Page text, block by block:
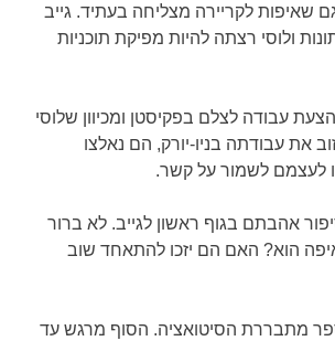
שאיפות לקריירה מצליחה בעתיד. גייב
ולוסי רצתה להיות מפיקת תוכניות
עבודה לצלם בפקיסטן ומכיוון שלוסי
את עבודתה בניו-יורק, הם נאלצו
לעצמם לשמור על קשר.
אהבתם בגוף ראשון לגייב. לא ברור
הוא? האם הם יזכו להתאחד שוב
מתבררת הסיטואציה. הסוף מרגש עד